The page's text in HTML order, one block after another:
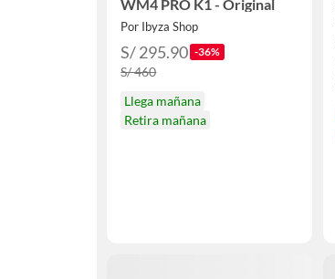
WM4 PRO K1 - Original
Por Ibyza Shop
S/ 295.90 -36%
S/ 460
Llega mañana
Retira mañana